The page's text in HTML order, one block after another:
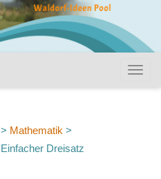
> Mathematik >
Einfacher Dreisatz